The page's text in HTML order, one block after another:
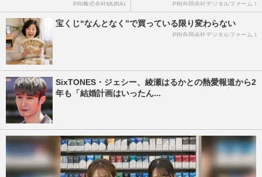
PR(株式会社MURA) PR(合同会社デジタルファーム )
宝くじ“なんとなく”で買っている限り変わらない
PR(合同会社デジタルファーム )
SixTONES・ジェシー、綾瀬はるかとの熱愛報道から2
年も「結婚計画はいったん...